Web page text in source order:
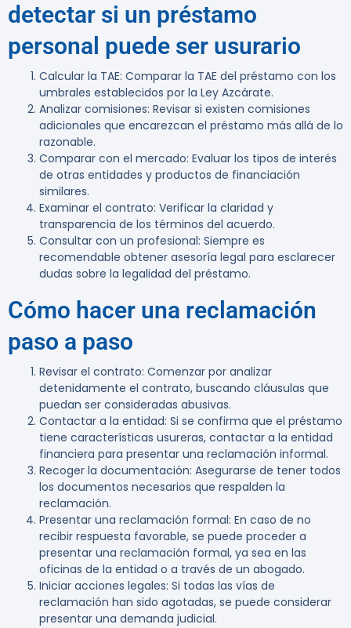
detectar si un préstamo
personal puede ser usurario
Calcular la TAE: Comparar la TAE del préstamo con los
umbrales establecidos por la Ley Azcárate.
Analizar comisiones: Revisar si existen comisiones
adicionales que encarezcan el préstamo más allá de lo
razonable.
Comparar con el mercado: Evaluar los tipos de interés
de otras entidades y productos de financiación
similares.
Examinar el contrato: Verificar la claridad y
transparencia de los términos del acuerdo.
Consultar con un profesional: Siempre es
recomendable obtener asesoría legal para esclarecer
dudas sobre la legalidad del préstamo.
Cómo hacer una reclamación
paso a paso
Revisar el contrato: Comenzar por analizar
detenidamente el contrato, buscando cláusulas que
puedan ser consideradas abusivas.
Contactar a la entidad: Si se confirma que el préstamo
tiene características usureras, contactar a la entidad
financiera para presentar una reclamación informal.
Recoger la documentación: Asegurarse de tener todos
los documentos necesarios que respalden la
reclamación.
Presentar una reclamación formal: En caso de no
recibir respuesta favorable, se puede proceder a
presentar una reclamación formal, ya sea en las
oficinas de la entidad o a través de un abogado.
Iniciar acciones legales: Si todas las vías de
reclamación han sido agotadas, se puede considerar
presentar una demanda judicial.